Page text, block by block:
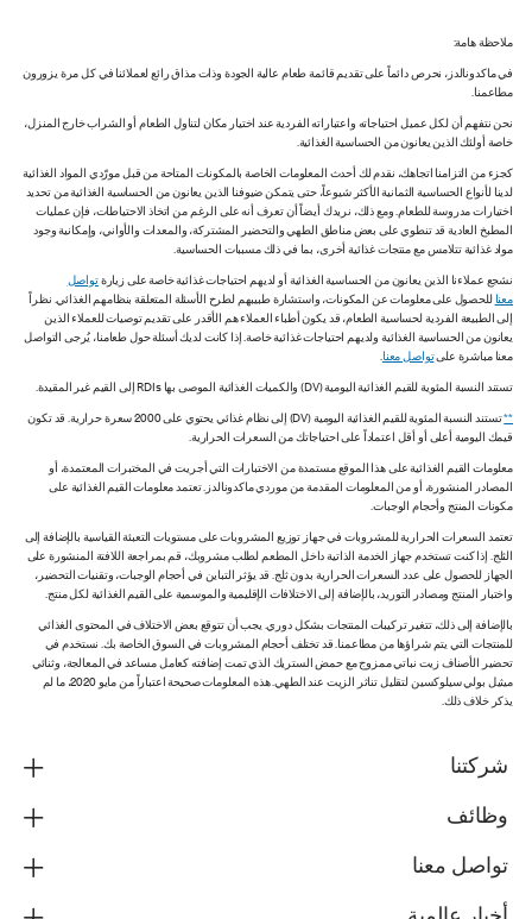
ملاحظة هامة:
في ماكدونالدز، نحرص دائماً على تقديم قائمة طعام عالية الجودة وذات مذاق رائع لعملائنا في كل مرة يزورون
مطاعمنا.
نحن نتفهم أن لكل عميل احتياجاته واعتباراته الفردية عند اختيار مكان لتناول الطعام أو الشراب خارج المنزل،
خاصة أولئك الذين يعانون من الحساسية الغذائية.
كجزء من التزامنا اتجاهك، نقدم لك أحدث المعلومات الخاصة بالمكونات المتاحة من قبل مورّدي المواد الغذائية
لدينا لأنواع الحساسية الثمانية الأكثر شيوعاً، حتى يتمكن ضيوفنا الذين يعانون من الحساسية الغذائية من تحديد
اختيارات مدروسة للطعام. ومع ذلك، نريدك أيضاً أن تعرف أنه على الرغم من اتخاذ الاحتياطات، فإن عمليات
المطبخ العادية قد تنطوي على بعض مناطق الطهي والتحضير المشتركة، والمعدات والأواني، وإمكانية وجود
مواد غذائية تتلامس مع منتجات غذائية أخرى، بما في ذلك مسببات الحساسية.
نشجع عملاءنا الذين يعانون من الحساسية الغذائية أو لديهم احتياجات غذائية خاصة على زيارةتواصل
معنا للحصول على معلومات عن المكونات، واستشارة طبيبهم لطرح الأسئلة المتعلقة بنظامهم الغذائي. نظراً
إلى الطبيعة الفردية لحساسية الطعام، قد يكون أطباء العملاء هم الأقدر على تقديم توصيات للعملاء الذين
يعانون من الحساسية الغذائية ولديهم احتياجات غذائية خاصة. إذا كانت لديك أسئلة حول طعامنا، يُرجى التواصل
معنا مباشرة علىتواصل معنا.
تستند النسبة المئوية للقيم الغذائية اليومية (DV) والكميات الغذائية الموصى بها RDIs إلى القيم غير المقيدة.
**
تستند النسبة المئوية للقيم الغذائية اليومية (DV) إلى نظام غذائي يحتوي على 2000 سعرة حرارية. قد تكون
قيمك اليومية أعلى أو أقل اعتماداً على احتياجاتك من السعرات الحرارية.
معلومات القيم الغذائية على هذا الموقع مستمدة من الاختبارات التي أجريت في المختبرات المعتمدة، أو
المصادر المنشورة، أو من المعلومات المقدمة من موردي ماكدونالدز. تعتمد معلومات القيم الغذائية على
مكونات المنتج وأحجام الوجبات.
تعتمد السعرات الحرارية للمشروبات في جهاز توزيع المشروبات على مستويات التعبئة القياسية بالإضافة إلى
الثلج. إذا كنت تستخدم جهاز الخدمة الذاتية داخل المطعم لطلب مشروبك، قم بمراجعة اللافتة المنشورة على
الجهاز للحصول على عدد السعرات الحرارية بدون ثلج. قد يؤثر التباين في أحجام الوجبات، وتقنيات التحضير،
واختبار المنتج ومصادر التوريد، بالإضافة إلى الاختلافات الإقليمية والموسمية على القيم الغذائية لكل منتج.
بالإضافة إلى ذلك، تتغير تركيبات المنتجات بشكل دوري. يجب أن تتوقع بعض الاختلاف في المحتوى الغذائي
للمنتجات التي يتم شراؤها من مطاعمنا. قد تختلف أحجام المشروبات في السوق الخاصة بك. نستخدم في
تحضير الأصناف زيت نباتي ممزوج مع حمض الستريك الذي تمت إضافته كعامل مساعد في المعالجة، وثنائي
ميثيل بولي سيلوكسين لتقليل تناثر الزيت عند الطهي. هذه المعلومات صحيحة اعتباراً من مايو 2020، ما لم
يذكر خلاف ذلك.
شركتنا
وظائف
تواصل معنا